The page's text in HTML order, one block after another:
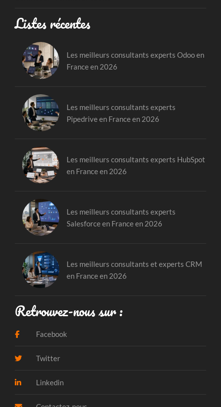
Listes récentes
Les meilleurs consultants experts Odoo en
France en 2026
Les meilleurs consultants experts
Pipedrive en France en 2026
Les meilleurs consultants experts HubSpot
en France en 2026
Les meilleurs consultants experts
Salesforce en France en 2026
Les meilleurs consultants et experts CRM
en France en 2026
Retrouvez-nous sur :
Facebook
Twitter
Linkedin